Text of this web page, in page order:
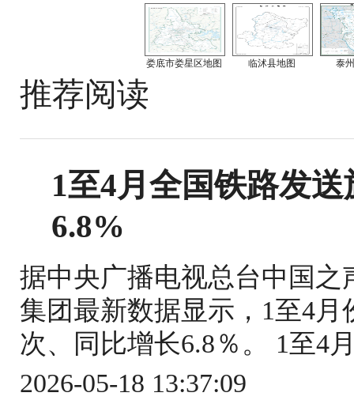
娄底市娄星区地图 临沭县地图 泰
推荐阅读
1至4月全国铁路发
6.8%
据中央广播电视总台中国
集团最新数据显示，1至4月
次、同比增长6.8％。 1至4
2026-05-18 13:37:09